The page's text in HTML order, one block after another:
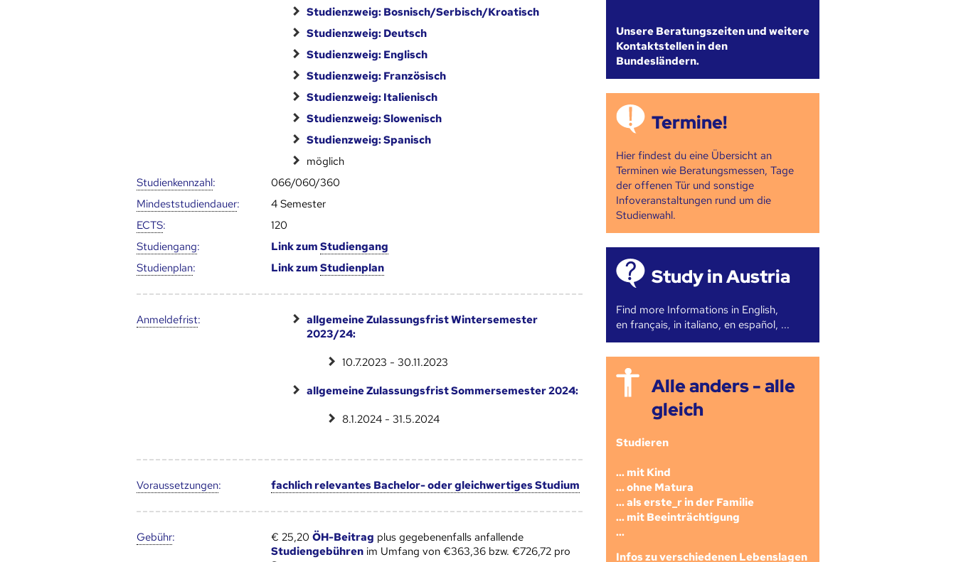
Studienzweig: Bosnisch/Serbisch/Kroatisch
Studienzweig: Deutsch
Studienzweig: Englisch
Studienzweig: Französisch
Studienzweig: Italienisch
Studienzweig: Slowenisch
Studienzweig: Spanisch
möglich
Studien­kenn­zahl:
066/060/360
Mindest­studien­dauer:
4 Semester
ECTS:
120
Studien­gang: Link zum Studien­gang
Studien­plan: Link zum Studien­plan
Anmelde­frist:
allgemeine Zulassungsfrist Wintersemester
2023/24:
10.7.2023 - 30.11.2023
allgemeine Zulassungsfrist Sommersemester 2024:
8.1.2024 - 31.5.2024
Voraus­setzungen: fachlich relevantes Bachelor- oder gleichwertiges Studium
Gebühr: € 25,20 ÖH-Beitrag plus gegebenenfalls anfallende
Studiengebührenim Umfang von €363,36 bzw. €726,72 pro
Unsere Beratungszeiten und weitere
Kontaktstellen in den
Bundesländern.
Termine!
Hier findest du eine Übersicht an
Terminen wie Beratungsmessen, Tage
der offenen Tür und sonstige
Infoveranstaltungen rund um die
Studienwahl.
Study in Austria
Find more Informations in English,
en français, in italiano, en español, ...
Alle anders - alle
gleich
Studieren
... mit Kind
... ohne Matura
... als erste_r in der Familie
... mit Beeinträchtigung
...
Infos zu verschiedenen Lebenslagen